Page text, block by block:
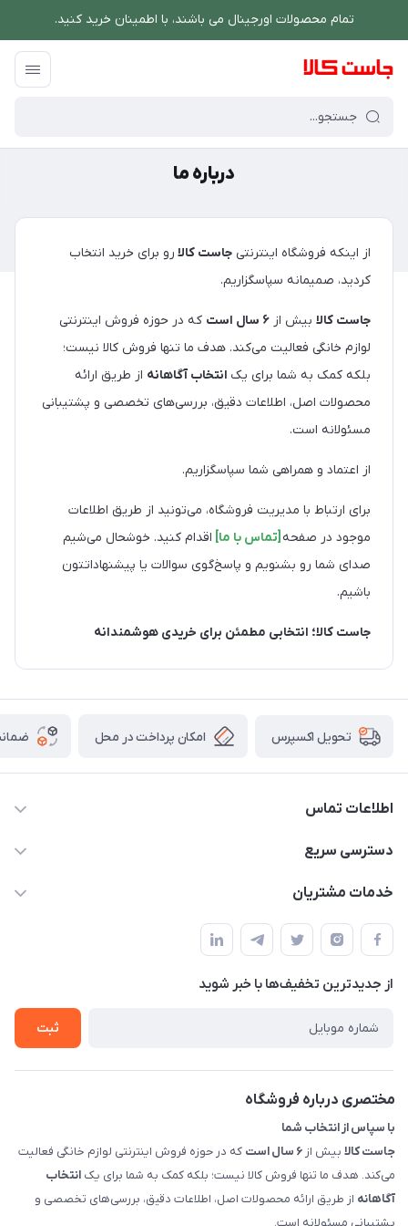
تمام محصولات اورجینال می باشند، با اطمینان خرید کنید.
فروشگاه اینترنتی جاست کالا
درباره ما
از اینکه فروشگاه اینترنتی جاست کالا رو برای خرید انتخاب
کردید، صمیمانه سپاسگزاریم.
جاست کالا بیش از ۶ سال است
که در حوزه فروش اینترنتی
لوازم خانگی فعالیت می‌کند. هدف ما تنها فروش کالا نیست؛
بلکه کمک به شما برای یک انتخاب آگاهانه از طریق ارائه
محصولات اصل، اطلاعات دقیق، بررسی‌های تخصصی و پشتیبانی
مسئولانه است.
از اعتماد و همراهی شما سپاسگزاریم.
برای ارتباط با مدیریت فروشگاه، می‌تونید از طریق اطلاعات
موجود در صفحه [تماس با ما] اقدام کنید. خوشحال می‌شیم
صدای شما رو بشنویم و پاسخ‌گوی سوالات یا پیشنهاداتتون
باشیم.
جاست کالا؛ انتخابی مطمئن برای خریدی هوشمندانه
تحویل اکسپرس امکان پرداخت در محل
اطلاعات تماس
09398557137
سمت چپ (فروشگاه صوتی عباسی) - "تحویل حضوری فقط با
هماهنگی"
دسترسی سریع
لیست محصولات
حساب کاربری
تماس با ما
خدمات مشتریان
راهنما
پرسش های شما
شرایط و ضوابط گارانتی
روش های بازگرداندن کالا
از جدید‌ترین تخفیف‌ها با‌ خبر شوید
ثبت
مختصری درباره فروشگاه
با سپاس از انتخاب شما
جاست کالا بیش از ۶ سال است
که در حوزه فروش اینترنتی لوازم خانگی فعالیت
می‌کند. هدف ما تنها فروش کالا نیست؛ بلکه کمک به شما برای یک انتخاب
آگاهانه از طریق ارائه محصولات اصل، اطلاعات دقیق، بررسی‌های تخصصی و
پشتیبانی مسئولانه است.